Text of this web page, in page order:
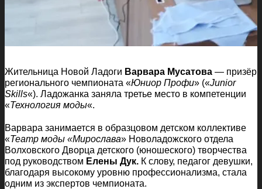
Жительница Новой Ладоги Варвара Мусатова — призёр
регионального чемпионата «Юниор Профи» («Junior
Skills«). Ладожанка заняла третье место в компетенции
«Технология моды«.
Варвара занимается в образцовом детском коллективе
«Театр моды «Мирослава» Новоладожского отдела
Волховского Дворца детского (юношеского) творчества
под руководством Елены Дук. К слову, педагог девушки,
благодаря высокому уровню профессионализма, стала
одним из экспертов чемпионата.